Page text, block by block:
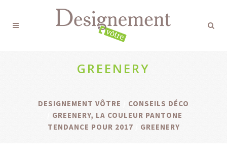
GREENERY
DESIGNEMENT VÔTRE
CONSEILS DÉCO
GREENERY, LA COULEUR PANTONE
TENDANCE POUR 2017
GREENERY